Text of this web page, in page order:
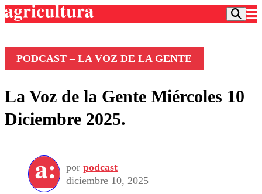
Frecuencias
Agricultura TV
Deportes
Motor
Otros Deportes
Dato Practico
Vida Social
Publicaciones en medios
PODCAST – LA VOZ DE LA GENTE
La Voz de la Gente Miércoles 10
Diciembre 2025.
por podcast
diciembre 10, 2025